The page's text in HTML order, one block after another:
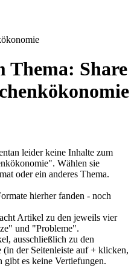
Thema: Share
leider keine Inhalte zum
Wählen sie
oder ein anderes Thema.
hierher fanden - noch
Artikel zu den jeweils vier
und "Probleme".
ausschließlich zu den
(in der Seitenleiste auf + klicken,
gibt es keine Vertiefungen.